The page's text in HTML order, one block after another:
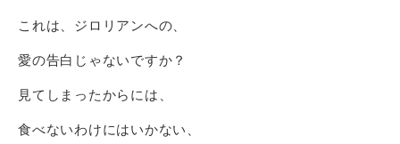
これは、ジロリアンへの、
愛の告白じゃないですか？
見てしまったからには、
食べないわけにはいかない、